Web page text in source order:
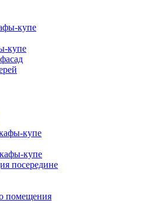
купе
купе
купе
купе
посередине
помещения